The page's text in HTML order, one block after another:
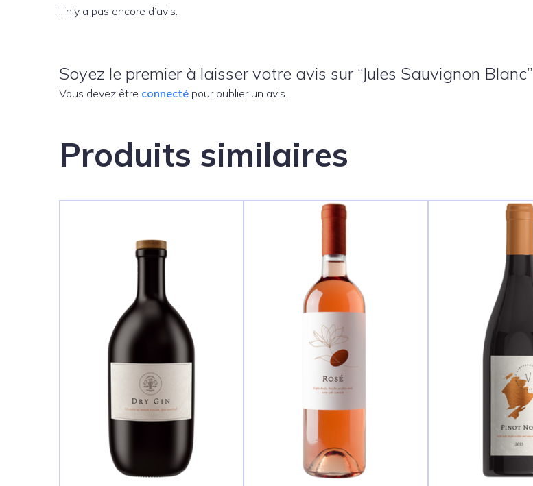
Il n’y a pas encore d’avis.
Soyez le premier à laisser votre avis sur “Jules Sauvignon Blanc”
Vous devez être connecté pour publier un avis.
Produits similaires